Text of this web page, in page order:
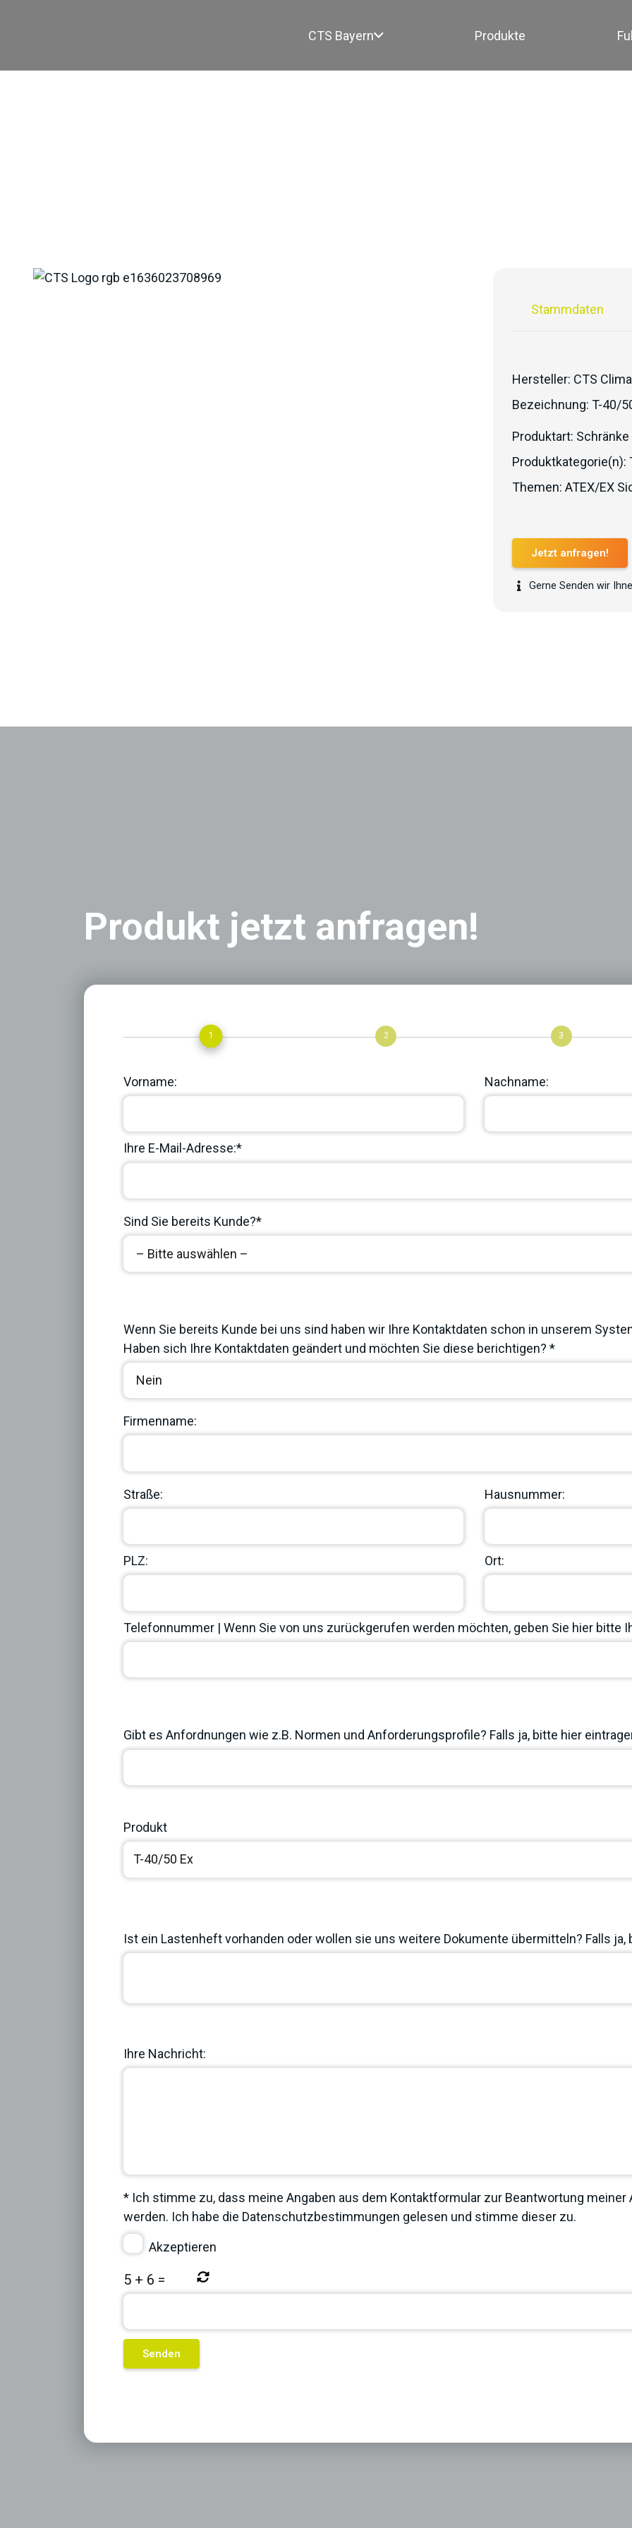
CTS Bayern Produkte
Stammdaten
Hersteller: CTS
Bezeichnung: T-40/
Produktart: Schränke
Produktkategorie(n):
Themen: ATEX/EX
Jetzt anfragen!
Gerne Senden wir
Produkt jetzt anfragen!
1 2 3
Vorname: Nachname:
Ihre E-Mail-Adresse:*
Sind Sie bereits Kunde?*
Wenn Sie bereits Kunde bei uns sind haben wir Ihre Kontaktdaten schon in unserem
Haben sich Ihre Kontaktdaten geändert und möchten Sie diese berichtigen? *
Firmenname:
Straße: Hausnummer:
PLZ: Ort:
Telefonnummer | Wenn Sie von uns zurückgerufen werden möchten, geben Sie hier bitte
Gibt es Anfordnungen wie z.B. Normen und Anforderungsprofile? Falls ja, bitte hier
Produkt
Ist ein Lastenheft vorhanden oder wollen sie uns weitere Dokumente übermitteln? Falls ja,
Ihre Nachricht:
* Ich stimme zu, dass meine Angaben aus dem Kontaktformular zur Beantwortung meiner
werden. Ich habe die Datenschutzbestimmungen gelesen und stimme dieser zu.
Akzeptieren
5 + 6 =